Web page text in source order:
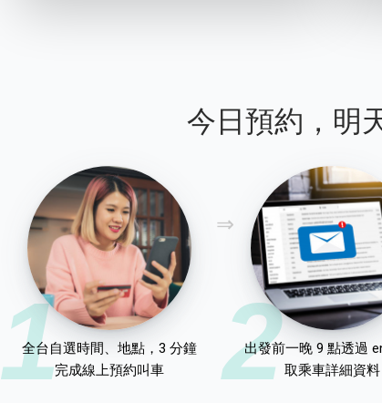
今日預約，明
1
全台自選時間、地點，3 分鐘
完成線上預約叫車
2
出發前一晚 9 點透過
取乘車詳細資料